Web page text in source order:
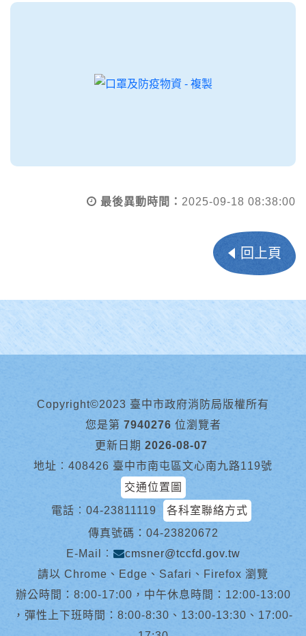
最後異動時間： 2025-09-18 08:38:00
回上頁
Copyright©2023 臺中市政府消防局版權所有
您是第 7940276 位瀏覽者
更新日期 2026-08-07
地址︰408426 臺中市南屯區文心南九路119號
交通位置圖
電話︰ 04-23811119
各科室聯絡方式
傳真號碼：04-23820672
E-Mail︰
cmsner@tccfd.gov.tw
請以 Chrome、Edge、Safari、Firefox 瀏覽
辦公時間：8:00-17:00，中午休息時間：12:00-13:00
，彈性上下班時間：8:00-8:30、13:00-13:30、17:00-